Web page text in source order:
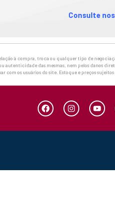
Consulte
à compra, troca ou qualquer tipo de
das mesmas, nem pelos danos
com os usuários do site. Estoque e preços